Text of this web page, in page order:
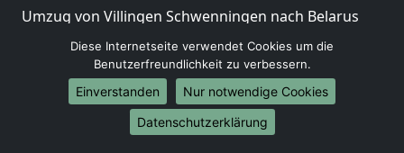
Umzug von Villingen Schwenningen nach Belarus
Umzug von Villingen Schwenningen nach Belgien
Umzug von Villingen Schwenningen nach Bulgarien
Umzug von Villingen Schwenningen nach Dänemark
Umzug von Villingen Schwenningen nach England
Umzug von Villingen Schwenningen nach Portugal
Diese Internetseite verwendet Cookies um die
Benutzerfreundlichkeit zu verbessern.
Einverstanden
Nur notwendige Cookies
Datenschutzerklärung